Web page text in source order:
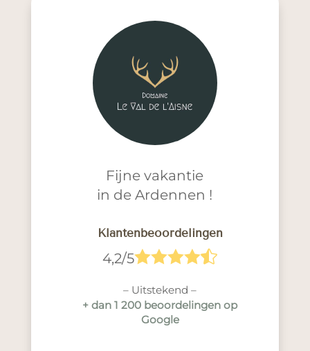
Fijne vakantie
in de Ardennen !
Klantenbeoordelingen
4,2/5
– Uitstekend –
+ dan 1 200 beoordelingen op
Google